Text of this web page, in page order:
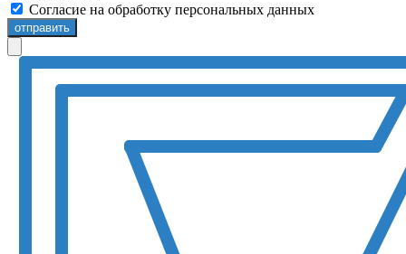
Согласие на обработку персональных данных
отправить